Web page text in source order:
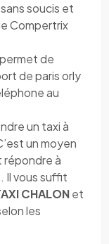
soucis et
Compertrix
de
de paris orly
au
un taxi à
un moyen
répondre à
Il vous suffit
CHALONet
les